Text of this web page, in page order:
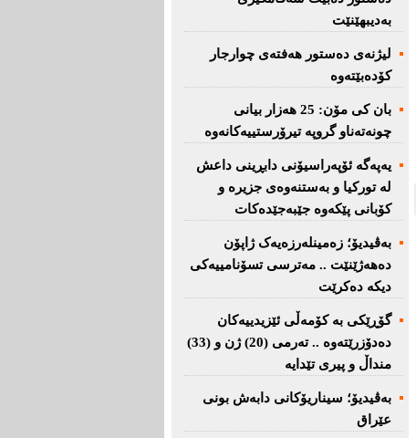
بەدیبهێنێت
لیژنەی دەستور هەفتەی چوارجار
كۆدەبێتەوە
بان كی مۆن: 25 هەزار بیانی
چونەتەناو گروپە تیرۆرستییەكانەوە
یەپەگە ئۆپەراسیۆنی دابڕینی داعش
لە تورکیا و بەستنەوەی جزیرە و
کۆبانی پێکەوە جێبەجێدەکات
بەڤیدیۆ؛ زەمینلەرزەیەک ژاپۆن
دەهەژێنێت .. مەترسی تسۆنامییەکی
دیکە دەکرێت
گۆڕێکی بە کۆمەڵی ئێزیدییەکان
دەدۆزرێتەوە .. تەرمی (20) ژن و (33)
منداڵ و پیری تێدایە
بەڤیدیۆ؛ سیناریۆکانی دابەش بونی
عێراق